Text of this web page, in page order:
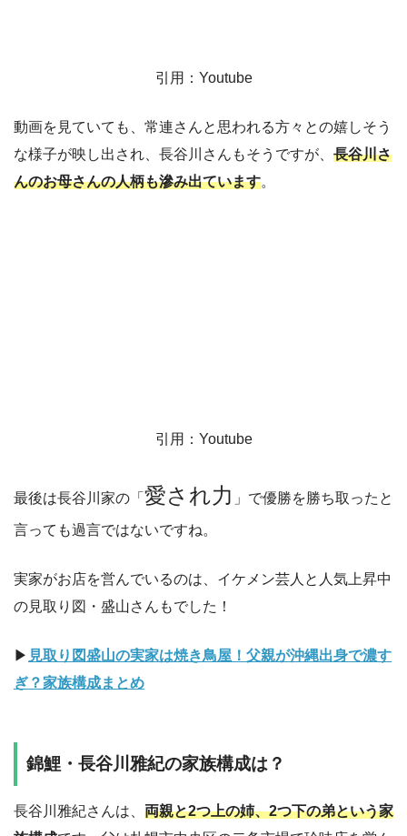
引用：Youtube
動画を見ていても、常連さんと思われる方々との嬉しそう
な様子が映し出され、長谷川さんもそうですが、 長谷川さ
んのお母さんの人柄も滲み出ています。
引用：Youtube
最後は長谷川家の「 愛され力 」で優勝を勝ち取ったと
言っても過言ではないですね。
実家がお店を営んでいるのは、イケメン芸人と人気上昇中
の見取り図・盛山さんもでした！
▶︎ 見取り図盛山の実家は焼き鳥屋！父親が沖縄出身で濃す
ぎ？家族構成まとめ
錦鯉・長谷川雅紀の家族構成は？
長谷川雅紀さんは、 両親と2つ上の姉、2つ下の弟という家